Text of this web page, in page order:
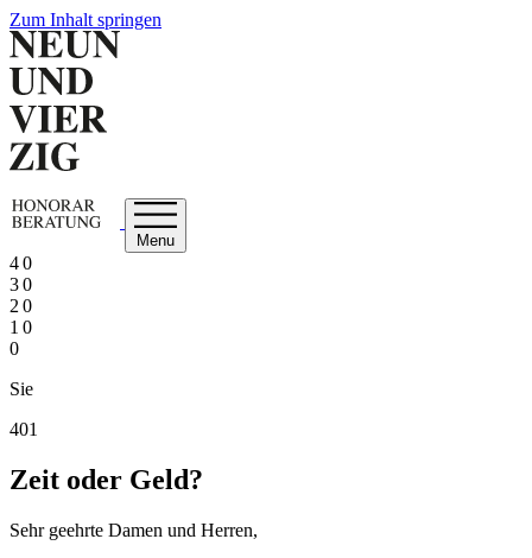
Zum Inhalt springen
Menu
4 0
3 0
2 0
1 0
0
Sie
401
Zeit oder Geld?
Sehr geehrte Damen und Herren,